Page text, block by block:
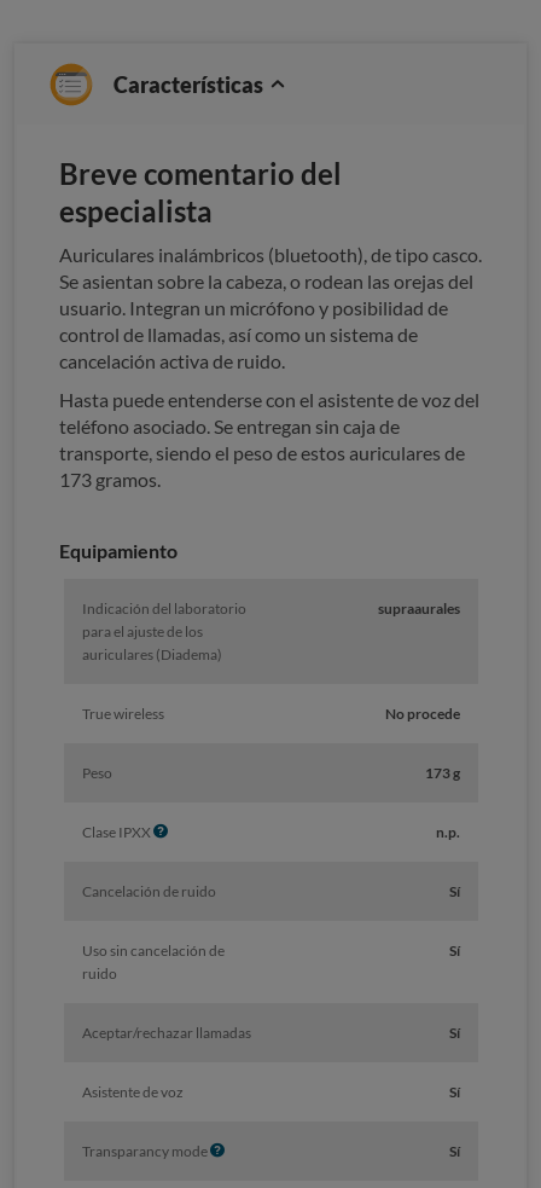
Características
Breve comentario del
especialista
Auriculares inalámbricos (bluetooth), de tipo casco.
Se asientan sobre la cabeza, o rodean las orejas del
usuario. Integran un micrófono y posibilidad de
control de llamadas, así como un sistema de
cancelación activa de ruido.
Hasta puede entenderse con el asistente de voz del
teléfono asociado. Se entregan sin caja de
transporte, siendo el peso de estos auriculares de
173 gramos.
Equipamiento
Indicación del laboratorio
para el ajuste de los
auriculares (Diadema)
supraaurales
True wireless No procede
Peso 173 g
Clase IPXX I
o
n.p.
Cancelación de ruido Sí
Uso sin cancelación de
ruido
Sí
Aceptar/rechazar llamadas Sí
Asistente de voz Sí
Transparancy modeI
Sí